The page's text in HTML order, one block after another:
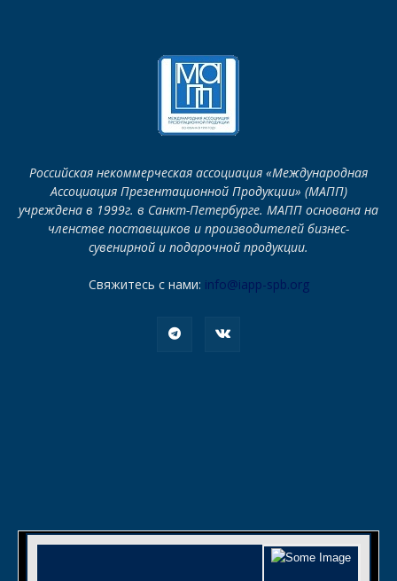
Российская некоммерческая ассоциация «Международная
Ассоциация Презентационной Продукции» (МАПП)
учреждена в 1999г. в Санкт-Петербурге. МАПП основана на
членстве поставщиков и производителей бизнес-
сувенирной и подарочной продукции.
Свяжитесь с нами: info@iapp-spb.org